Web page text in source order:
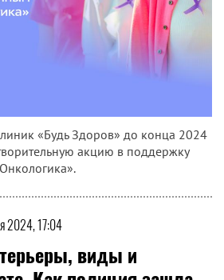
«Будь Здоров» до конца 2024
акцию в поддержку
2024, 17:04
виды и